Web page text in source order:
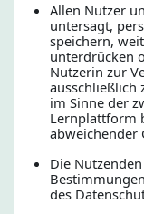
Allen Nutzer
untersagt,
speichern,
unterdrücken
Nutzerin zur
ausschließlich
im Sinne der
Lernplattform
abweichender
Die
des